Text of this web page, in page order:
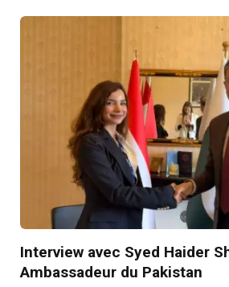
Interview avec Syed Haider
Ambassadeur du Pakistan